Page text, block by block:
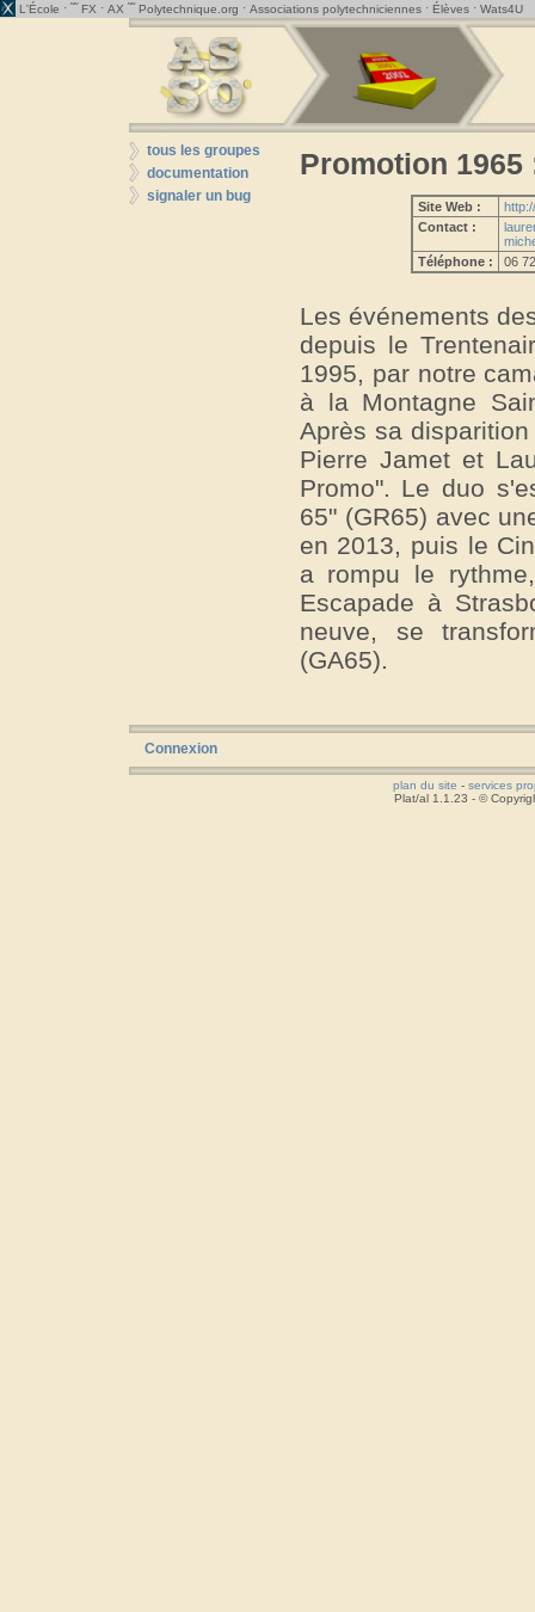
L'École · ˜˜ FX · AX ˜˜ Polytechnique.org · Associations polytechniciennes · Élèves · Wats4U
tous les groupes
documentation
signaler un bug
Promotion 1965
Site Web :
Contact :
Téléphone :
06
Les événements
depuis le
1995, par notre
à la Montagne
Après sa
Pierre Jamet et
Promo". Le duo
65" (GR65) avec
en 2013, puis le
a rompu le
Escapade à
neuve, se
(GA65).
Connexion
plan du site - services
Plat/al 1.1.23 - ©